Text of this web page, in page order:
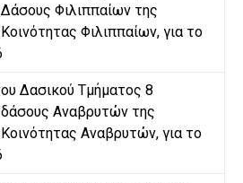
Φιλιππαίων της
Φιλιππαίων, για το
Δασικού Τμήματος 8
Αναβρυτών της
Αναβρυτών, για το